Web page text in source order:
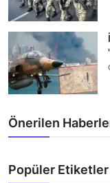
Önerilen
Popüler Etiketler